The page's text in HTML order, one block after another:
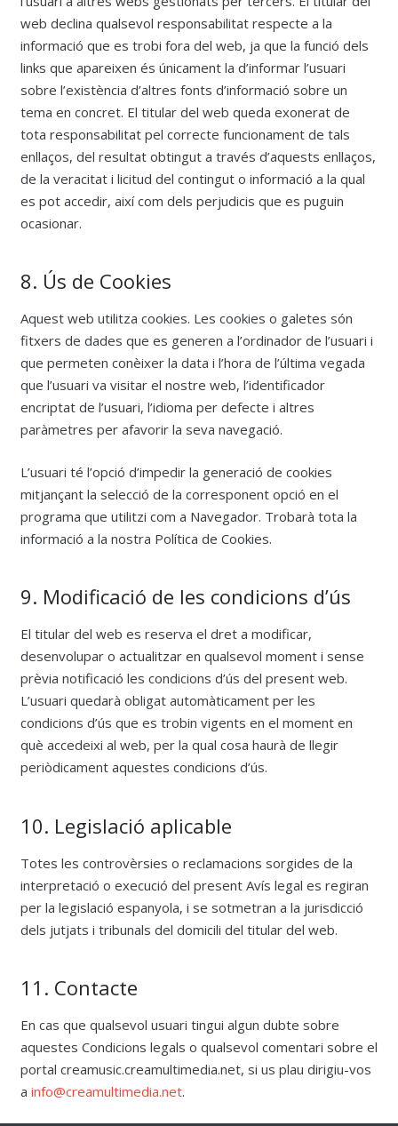
web declina qualsevol responsabilitat respecte a la
informació que es trobi fora del web, ja que la funció dels
links que apareixen és únicament la d’informar l’usuari
sobre l’existència d’altres fonts d’informació sobre un
tema en concret. El titular del web queda exonerat de
tota responsabilitat pel correcte funcionament de tals
enllaços, del resultat obtingut a través d’aquests enllaços,
de la veracitat i licitud del contingut o informació a la qual
es pot accedir, així com dels perjudicis que es puguin
ocasionar.
8. Ús de Cookies
Aquest web utilitza cookies. Les cookies o galetes són
fitxers de dades que es generen a l’ordinador de l’usuari i
que permeten conèixer la data i l’hora de l’última vegada
que l’usuari va visitar el nostre web, l’identificador
encriptat de l’usuari, l’idioma per defecte i altres
paràmetres per afavorir la seva navegació.
L’usuari té l’opció d’impedir la generació de cookies
mitjançant la selecció de la corresponent opció en el
programa que utilitzi com a Navegador. Trobarà tota la
informació a la nostra Política de Cookies.
9. Modificació de les condicions d’ús
El titular del web es reserva el dret a modificar,
desenvolupar o actualitzar en qualsevol moment i sense
prèvia notificació les condicions d’ús del present web.
L’usuari quedarà obligat automàticament per les
condicions d’ús que es trobin vigents en el moment en
què accedeixi al web, per la qual cosa haurà de llegir
periòdicament aquestes condicions d’ús.
10. Legislació aplicable
Totes les controvèrsies o reclamacions sorgides de la
interpretació o execució del present Avís legal es regiran
per la legislació espanyola, i se sotmetran a la jurisdicció
dels jutjats i tribunals del domicili del titular del web.
11. Contacte
En cas que qualsevol usuari tingui algun dubte sobre
aquestes Condicions legals o qualsevol comentari sobre el
portal creamusic.creamultimedia.net, si us plau dirigiu-vos
a info@creamultimedia.net.